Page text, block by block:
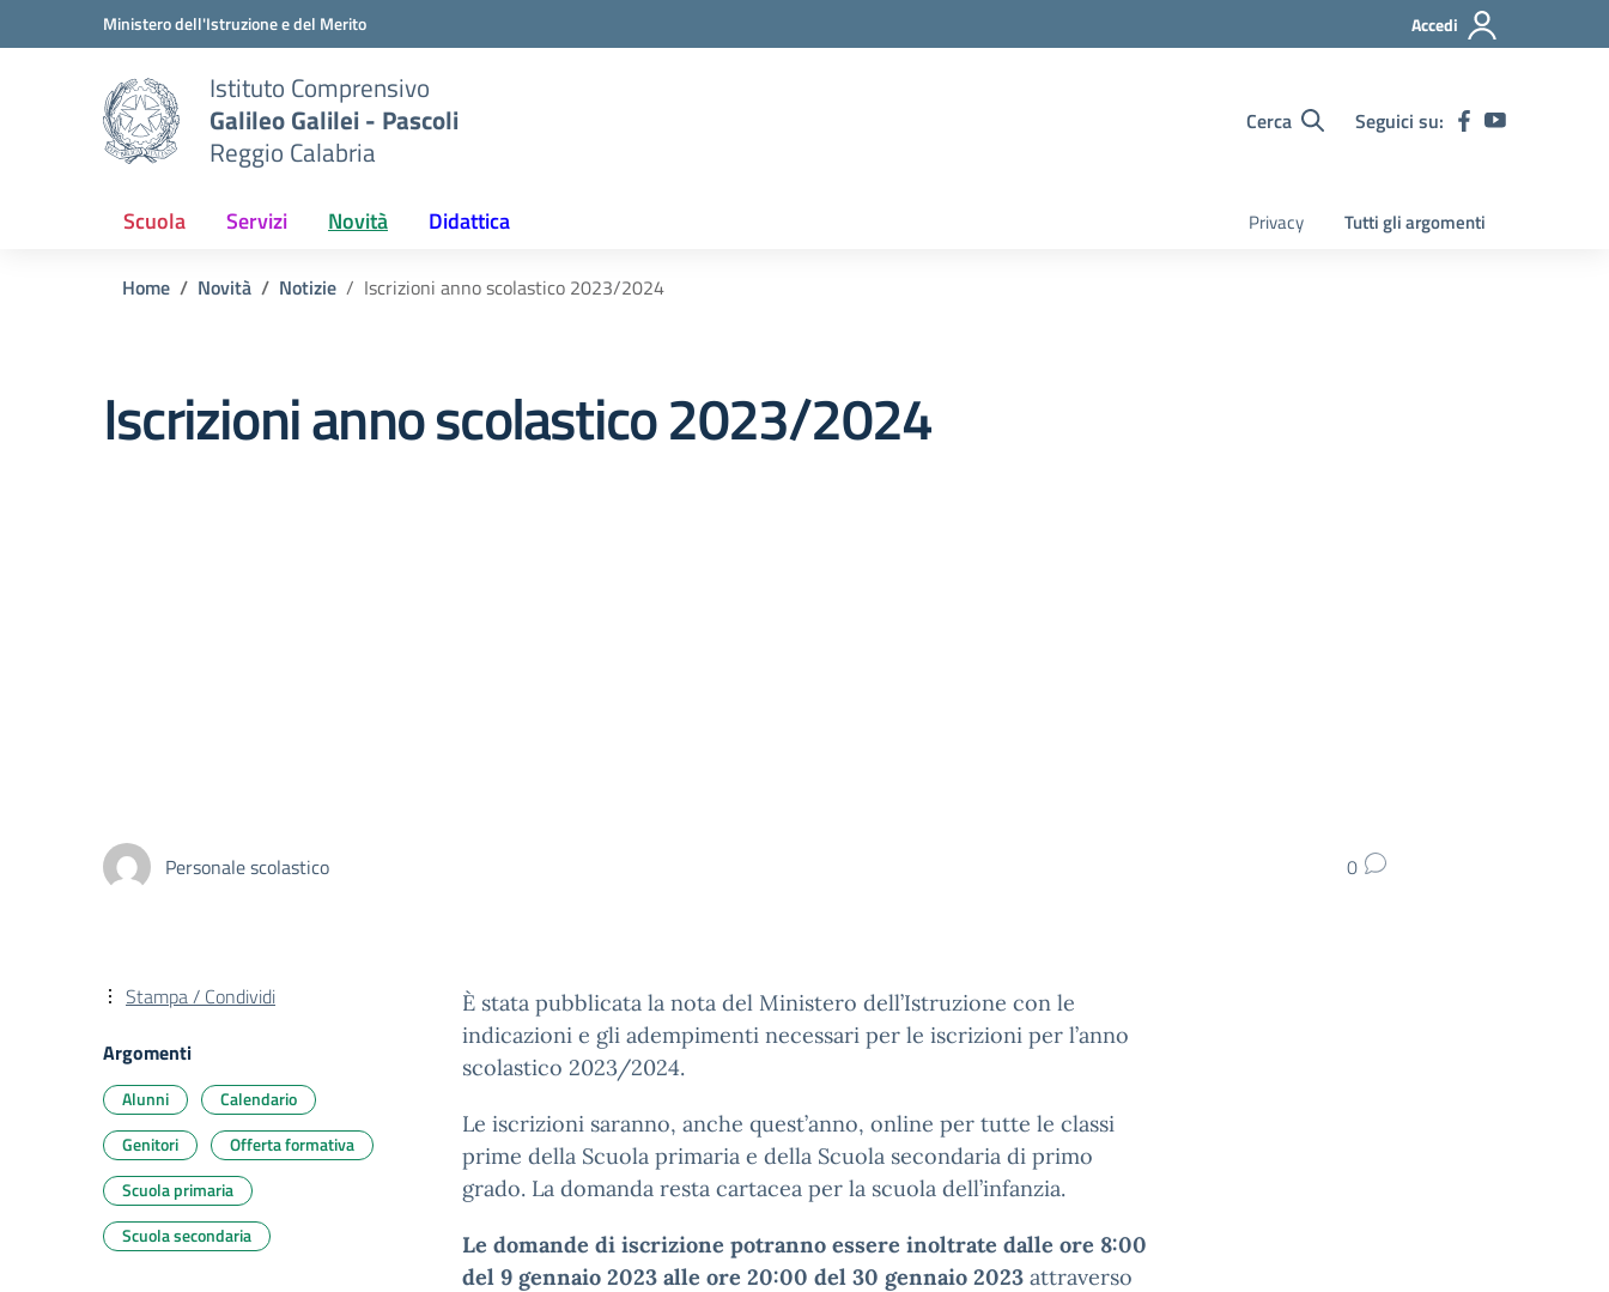
Vai ai contenuti
Vai al menu di navigazioneMinistero dell'Istruzione e del Merito Accedi
Istituto Comprensivo
Galileo Galilei - Pascoli
Reggio Calabria
Cerca Seguici su:
Scuola Servizi Novità Didattica Privacy Tutti gli argomenti
Home Novità Notizie Iscrizioni anno scolastico 2023/2024
Iscrizioni anno scolastico 2023/2024
Personale scolastico 0
È stata pubblicata la nota del Ministero dell’Istruzione con le
indicazioni e gli adempimenti necessari per le iscrizioni per l’anno
scolastico 2023/2024.
Le iscrizioni saranno, anche quest’anno, online per tutte le classi
prime della Scuola primaria e della Scuola secondaria di primo
grado. La domanda resta cartacea per la scuola dell’infanzia.
Le domande di iscrizione potranno essere inoltrate dalle ore 8:00
del 9 gennaio 2023 alle ore 20:00 del 30 gennaio 2023 attraverso
Stampa / Condividi
Argomenti
Alunni
Calendario
Genitori
Offerta formativa
Scuola primaria
Scuola secondaria